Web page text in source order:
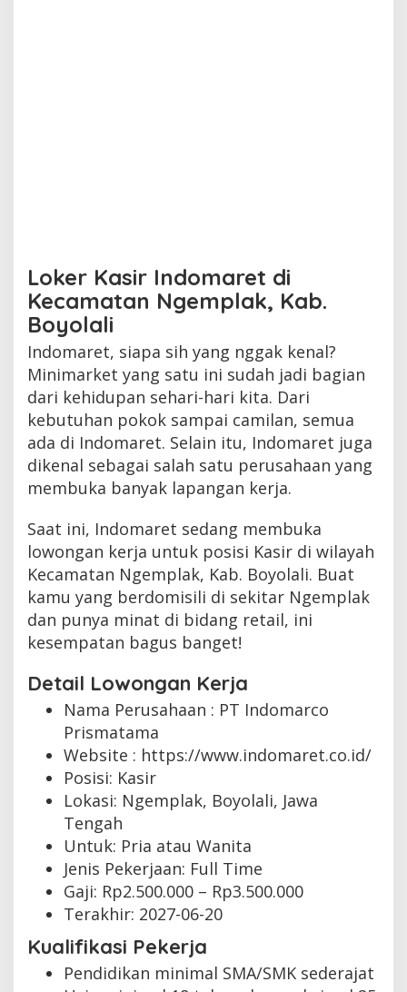
Loker Kasir Indomaret di
Kecamatan Ngemplak, Kab.
Boyolali
Indomaret, siapa sih yang nggak kenal?
Minimarket yang satu ini sudah jadi bagian
dari kehidupan sehari-hari kita. Dari
kebutuhan pokok sampai camilan, semua
ada di Indomaret. Selain itu, Indomaret juga
dikenal sebagai salah satu perusahaan yang
membuka banyak lapangan kerja.
Saat ini, Indomaret sedang membuka
lowongan kerja untuk posisi Kasir di wilayah
Kecamatan Ngemplak, Kab. Boyolali. Buat
kamu yang berdomisili di sekitar Ngemplak
dan punya minat di bidang retail, ini
kesempatan bagus banget!
Detail Lowongan Kerja
Nama Perusahaan : PT Indomarco
Prismatama
Website : https://www.indomaret.co.id/
Posisi: Kasir
Lokasi: Ngemplak, Boyolali, Jawa
Tengah
Untuk: Pria atau Wanita
Jenis Pekerjaan: Full Time
Gaji: Rp2.500.000 – Rp3.500.000
Terakhir: 2027-06-20
Kualifikasi Pekerja
Pendidikan minimal SMA/SMK sederajat